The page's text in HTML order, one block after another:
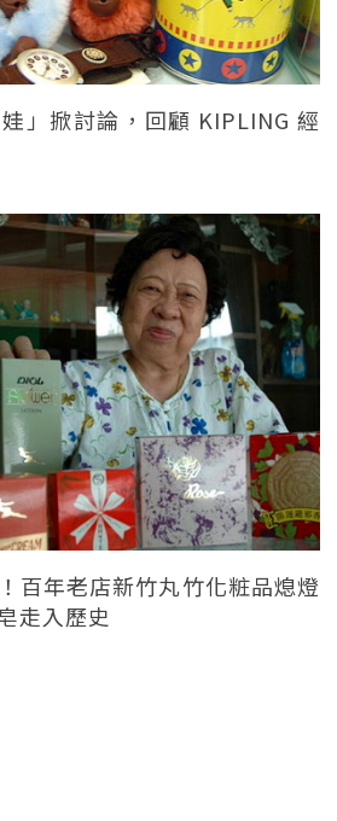
」掀討論，回顧 KIPLING 經
百年老店新竹丸竹化粧品熄燈
走入歷史